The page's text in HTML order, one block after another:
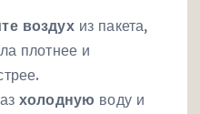
воздухиз пакета,
плотнее и
холодную воду и